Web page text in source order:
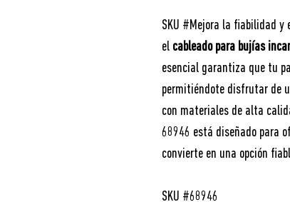
SKU #Mejora la fiabilidad y
el cableado para bujías
esencial garantiza que tu
permitiéndote disfrutar de
con materiales de alta
68946 está diseñado para
convierte en una opción
SKU #68946